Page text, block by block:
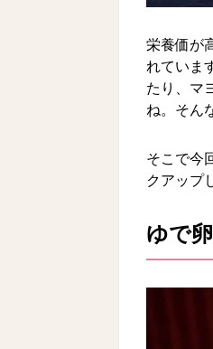
栄養価が
れていま
たり、マ
ね。そん
そこで今
クアップ
ゆで